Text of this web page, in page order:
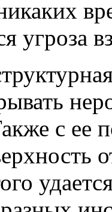
угроза
с ее